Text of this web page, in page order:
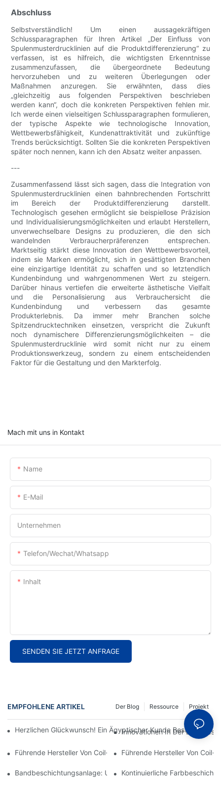
Abschluss
Selbstverständlich! Um einen aussagekräftigen
Schlussparagraphen für Ihren Artikel „Der Einfluss von
Spulenmusterdrucklinien auf die Produktdifferenzierung“ zu
verfassen, ist es hilfreich, die wichtigsten Erkenntnisse
zusammenzufassen, die übergeordnete Bedeutung
hervorzuheben und zu weiteren Überlegungen oder
Maßnahmen anzuregen. Sie erwähnten, dass dies
„gleichzeitig aus folgenden Perspektiven beschrieben
werden kann“, doch die konkreten Perspektiven fehlen mir.
Ich werde einen vielseitigen Schlussparagraphen formulieren,
der typische Aspekte wie technologische Innovation,
Wettbewerbsfähigkeit, Kundenattraktivität und zukünftige
Trends berücksichtigt. Sollten Sie die konkreten Perspektiven
später noch nennen, kann ich den Absatz weiter anpassen.
---
Zusammenfassend lässt sich sagen, dass die Integration von
Spulenmusterdrucklinien einen bahnbrechenden Fortschritt
im Bereich der Produktdifferenzierung darstellt.
Technologisch gesehen ermöglicht sie beispiellose Präzision
und Individualisierungsmöglichkeiten und erlaubt Herstellern,
unverwechselbare Designs zu produzieren, die den sich
wandelnden Verbraucherpräferenzen entsprechen.
Marktseitig stärkt diese Innovation den Wettbewerbsvorteil,
indem sie Marken ermöglicht, sich in gesättigten Branchen
eine einzigartige Identität zu schaffen und so letztendlich
Kundenbindung und wahrgenommenen Wert zu steigern.
Darüber hinaus vertiefen die erweiterte ästhetische Vielfalt
und die Personalisierung aus Verbrauchersicht die
Kundenbindung und verbessern das gesamte
Produkterlebnis. Da immer mehr Branchen solche
Spitzendrucktechniken einsetzen, verspricht die Zukunft
noch dynamischere Differenzierungsmöglichkeiten – die
Spulenmusterdrucklinie wird somit nicht nur zu einem
Produktionswerkzeug, sondern zu einem entscheidenden
Faktor für die Gestaltung und den Markterfolg.
Mach mit uns in Kontakt
Name
E-Mail
Unternehmen
Telefon/Wechat/Whatsapp
Inhalt
SENDEN SIE JETZT ANFRAGE
EMPFOHLENE ARTIKEL Projekt
Ressource
Der Blog
Herzlichen Glückwunsch! Ein Ägyptischer Kunde Bestellt Eine
Innovationen In Der
Führende Hersteller Von Coil-Coating-Anlagen: Den Richtigen
Führende Hersteller Von Coil-
Bandbeschichtungsanlage: Unverzichtbar Für Moderne
Kontinuierliche